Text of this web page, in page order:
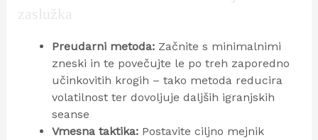
zaslužka
Preudarni metoda:Začnite s minimalnimi
zneski in te povečujte le po treh zaporedno
učinkovitih krogih – tako metoda reducira
volatilnost ter dovoljuje daljših igranjskih
seanse
Vmesna taktika:Postavite ciljno mejnik